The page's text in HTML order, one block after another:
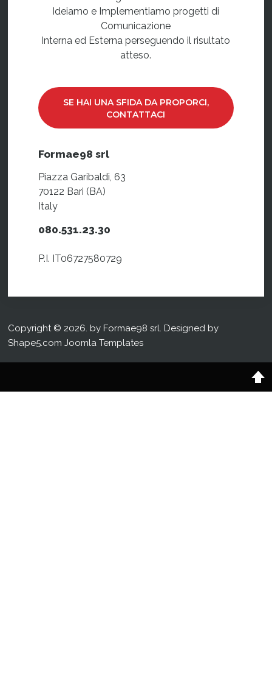
Ideiamo e Implementiamo progetti di
Comunicazione
Interna ed Esterna perseguendo il risultato
atteso.
SE HAI UNA SFIDA DA PROPORCI,
CONTATTACI
Formae98 srl
Piazza Garibaldi, 63
70122 Bari (BA)
Italy
080.531.23.30
P.I. IT06727580729
Copyright © 2026. by Formae98 srl. Designed by
Shape5.comJoomla Templates